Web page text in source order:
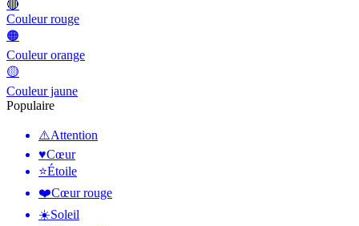
🔴
Couleur rouge
🟠
Couleur orange
🟡
Couleur jaune
Populaire
⚠️Attention
♥️Cœur
⭐Étoile
❤️Cœur rouge
☀️Soleil